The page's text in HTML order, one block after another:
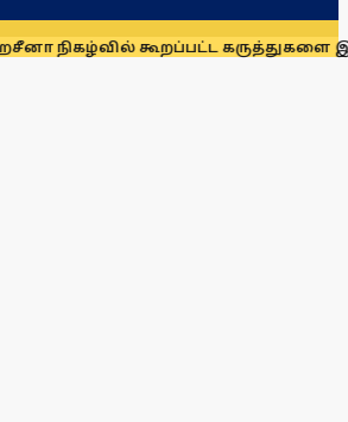
கூறப்பட்ட கருத்துகளை இந்தியா